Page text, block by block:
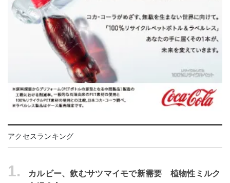
アクセスランキング
1.
カルビー、飲むサツマイモで新需要 植物性ミルク